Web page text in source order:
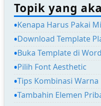
Topik yang
Kenapa Harus Pakai
Download Template
Buka Template di
Pilih Font Aesthetic
Tips Kombinasi Warna
Tambahin Elemen